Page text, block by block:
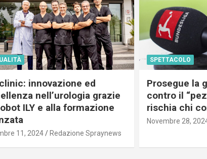
innovazione ed
nell’urologia grazie
ILY e alla formazione
11, 2024 Redazione Spraynews
SPETTACOLO
Prosegue la
contro il
rischia chi
Novembre 28,